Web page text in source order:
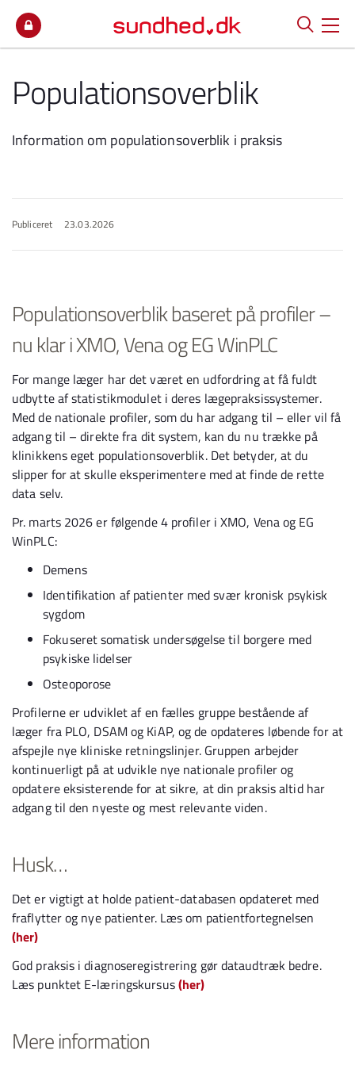
Populationsoverblik
Information om populationsoverblik i praksis
Publiceret 23.03.2026
Populationsoverblik baseret på profiler –
nu klar i XMO, Vena og EG WinPLC
For mange læger har det været en udfordring at få fuldt
udbytte af statistikmodulet i deres lægepraksissystemer.
Med de nationale profiler, som du har adgang til – eller vil få
adgang til – direkte fra dit system, kan du nu trække på
klinikkens eget populationsoverblik. Det betyder, at du
slipper for at skulle eksperimentere med at finde de rette
data selv.
Pr. marts 2026 er følgende 4 profiler i XMO, Vena og EG
WinPLC:
Demens
Identifikation af patienter med svær kronisk psykisk
sygdom
Fokuseret somatisk undersøgelse til borgere med
psykiske lidelser
Osteoporose
Profilerne er udviklet af en fælles gruppe bestående af
læger fra PLO, DSAM og KiAP, og de opdateres løbende for at
afspejle nye kliniske retningslinjer. Gruppen arbejder
kontinuerligt på at udvikle nye nationale profiler og
opdatere eksisterende for at sikre, at din praksis altid har
adgang til den nyeste og mest relevante viden.
Husk…
Det er vigtigt at holde patient-databasen opdateret med
fraflytter og nye patienter. Læs om patientfortegnelsen
(her)
God praksis i diagnoseregistrering gør dataudtræk bedre.
Læs punktet E-læringskursus(her)
Mere information